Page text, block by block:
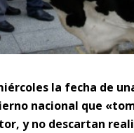
la fecha de
nacional que
y no descartan